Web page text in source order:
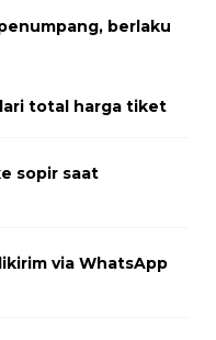
, berlaku
total harga tiket
sopir saat
via WhatsApp